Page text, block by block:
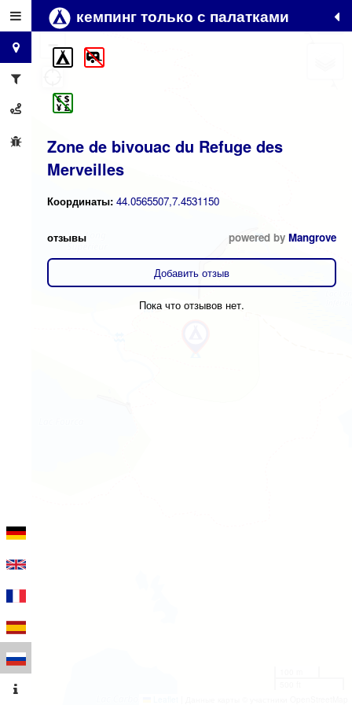
кемпинг только с палатками
Zone de bivouac du Refuge des
Merveilles
Координаты: 44.0565507,7.4531150
отзывы powered by Mangrove
Добавить отзыв
Пока что отзывов нет.
+
−